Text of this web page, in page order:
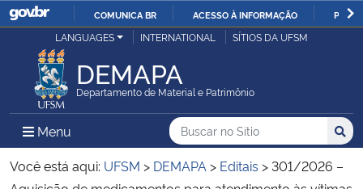
IR
O
COMUNICA BR ACESSO À INFORMAÇÃO
Ministério da Justiça e Segurança Pública
Ministério da Defesa
Ministério das Relações Exteriores
LANGUAGES INTERNATIONAL SÍTIOS DA UFSM
DEMAPA
Departamento de Material e Patrimônio
Menu Menu Principal do Sítio
Busca
Buscar no no Sítio
Busca:
Você está aqui: UFSM > DEMAPA > Editais >301/2026 –